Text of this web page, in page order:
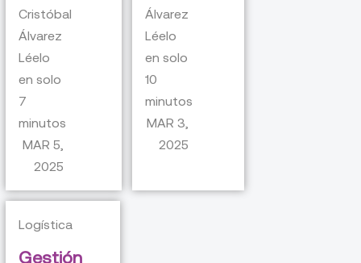
Cristóbal
Álvarez
Léelo
en solo
7
minutos
MAR 5,
2025
Álvarez
Léelo
en solo
10
minutos
MAR 3,
2025
Logística
Gestión